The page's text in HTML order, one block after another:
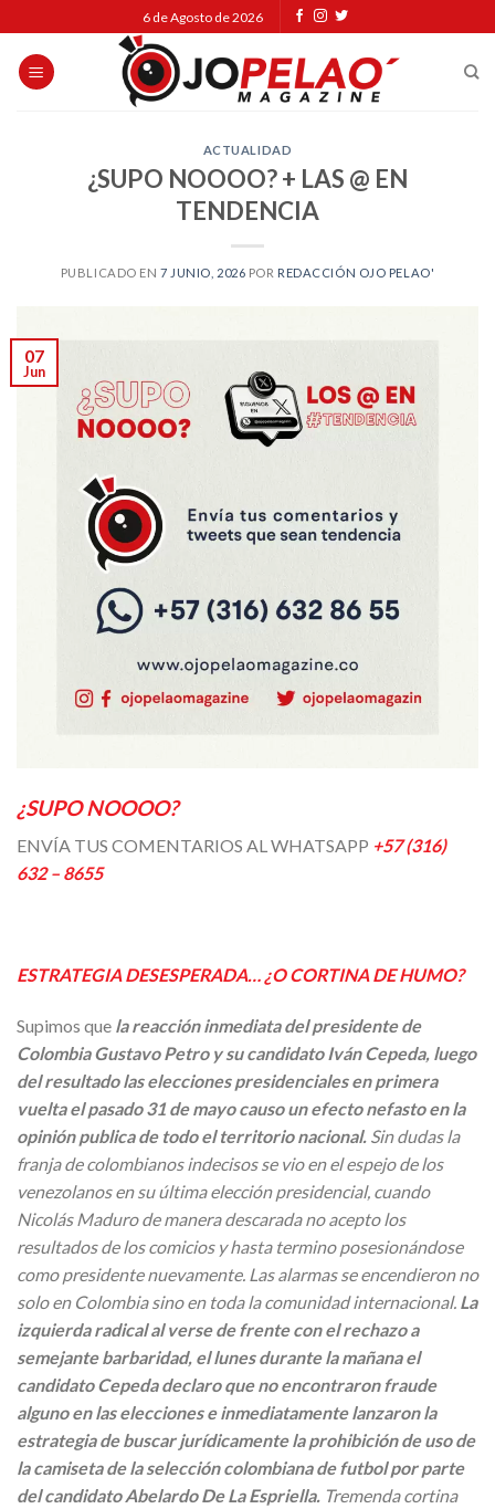
to
content
6 de Agosto de 2026
ACTUALIDAD
¿SUPO NOOOO? + LAS @ EN
TENDENCIA
PUBLICADO EN 7 JUNIO, 2026 POR REDACCIÓN OJO PELAO'
07
Jun
¿SUPO NOOOO?
ENVÍA TUS COMENTARIOS AL WHATSAPP +57 (316)
632 – 8655
ESTRATEGIA DESESPERADA… ¿O CORTINA DE HUMO?
Supimos que la reacción inmediata del presidente de
Colombia Gustavo Petro y su candidato Iván Cepeda, luego
del resultado las elecciones presidenciales en primera
vuelta el pasado 31 de mayo causo un efecto nefasto en la
opinión publica de todo el territorio nacional. Sin dudas la
franja de colombianos indecisos se vio en el espejo de los
venezolanos en su última elección presidencial, cuando
Nicolás Maduro de manera descarada no acepto los
resultados de los comicios y hasta termino posesionándose
como presidente nuevamente. Las alarmas se encendieron no
solo en Colombia sino en toda la comunidad internacional. La
izquierda radical al verse de frente con el rechazo a
semejante barbaridad, el lunes durante la mañana el
candidato Cepeda declaro que no encontraron fraude
alguno en las elecciones e inmediatamente lanzaron la
estrategia de buscar jurídicamente la prohibición de uso de
la camiseta de la selección colombiana de futbol por parte
del candidato Abelardo De La Espriella. Tremenda cortina